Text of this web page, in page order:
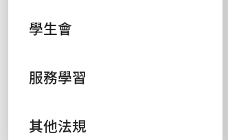
學生會
服務學習
其他法規